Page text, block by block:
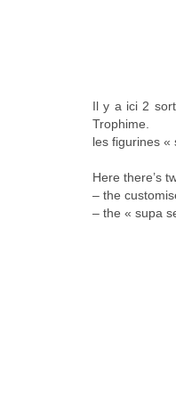
Il y a ici 2
Trophime.
les figurines «
Here there’s
– the
– the « supa